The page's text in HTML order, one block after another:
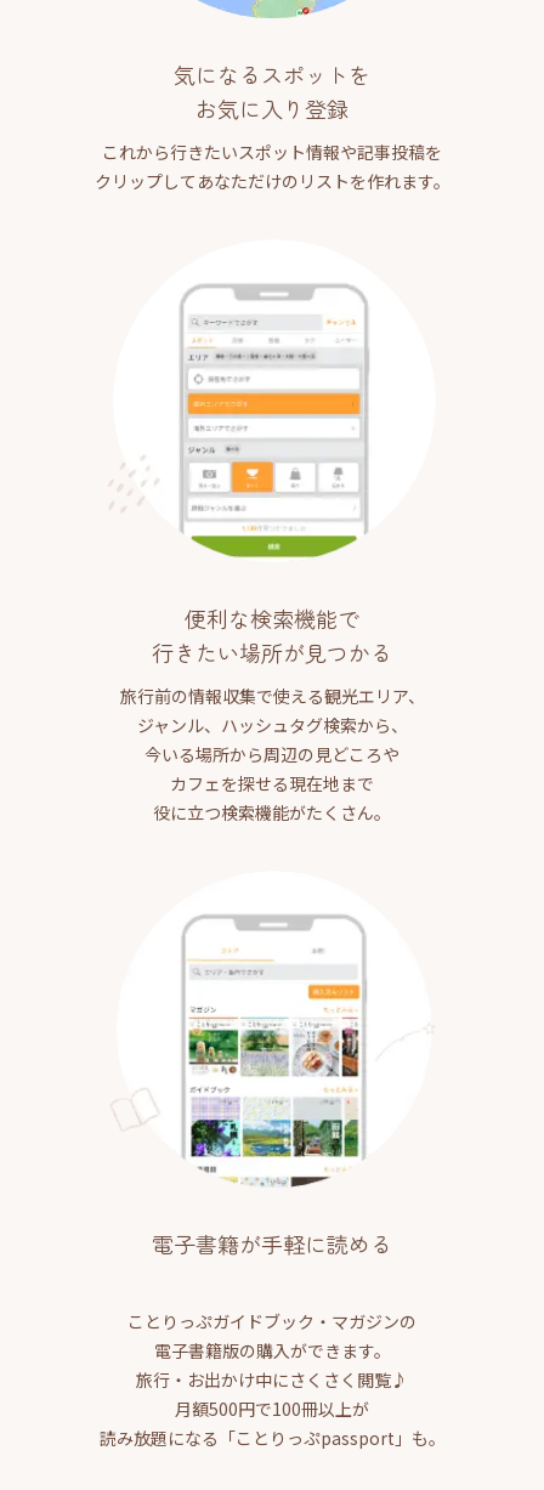
気になるスポットを
お気に入り登録
これから行きたいスポット情報や記事投稿を
クリップしてあなただけのリストを作れます。
便利な検索機能で
行きたい場所が見つかる
旅行前の情報収集で使える観光エリア、
ジャンル、ハッシュタグ検索から、
今いる場所から周辺の見どころや
カフェを探せる現在地まで
役に立つ検索機能がたくさん。
電子書籍が手軽に読める
ことりっぷガイドブック・マガジンの
電子書籍版の購入ができます。
旅行・お出かけ中にさくさく閲覧♪
月額500円で100冊以上が
読み放題になる「ことりっぷpassport」も。